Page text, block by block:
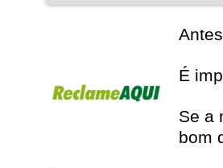
É
Se a
bom